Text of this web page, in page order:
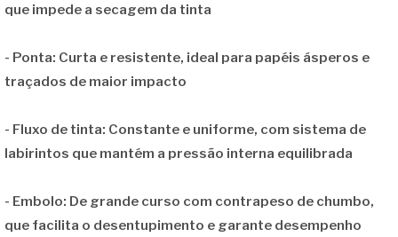
que impede a secagem da tinta
- Ponta: Curta e resistente, ideal para papéis ásperos e
traçados de maior impacto
- Fluxo de tinta: Constante e uniforme, com sistema de
labirintos que mantém a pressão interna equilibrada
- Embolo: De grande curso com contrapeso de chumbo,
que facilita o desentupimento e garante desempenho